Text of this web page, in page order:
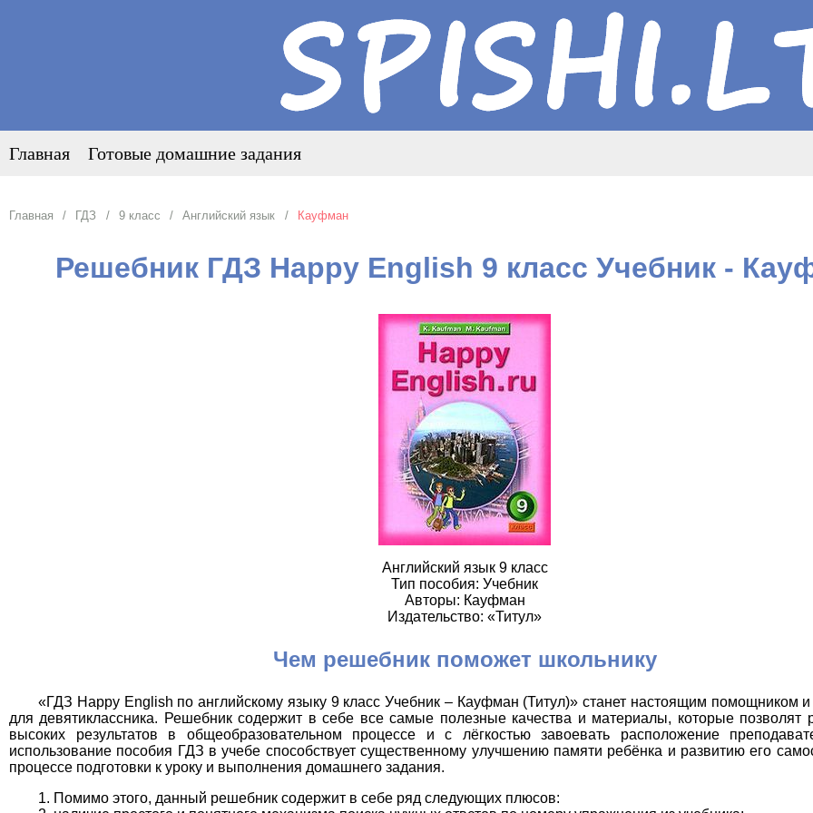
Главная Готовые домашние задания
Главная ГДЗ 9 класс Английский язык Кауфман
Решебник ГДЗ Happy English 9 класс Учебник -
Английский язык 9 класс
Тип пособия: Учебник
Авторы: Кауфман
Издательство: «Титул»
Чем решебник поможет школьнику
«ГДЗ Happy English по английскому языку 9 класс Учебник – Кауфман (Титул)» станет настоящим помощником
для девятиклассника. Решебник содержит в себе все самые полезные качества и материалы, которые позволят
высоких результатов в общеобразовательном процессе и с лёгкостью завоевать расположение
использование пособия ГДЗ в учебе способствует существенному улучшению памяти ребёнка и развитию его
процессе подготовки к уроку и выполнения домашнего задания.
Помимо этого, данный решебник содержит в себе ряд следующих плюсов: